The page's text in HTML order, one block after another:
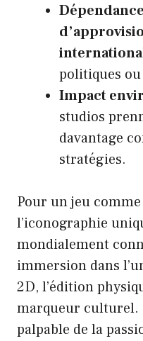
politiques
Impact
studios
davantage
stratégies.
Pour un jeu comme
l’iconographie
mondialement
immersion dans
2D, l’édition
marqueur culturel.
palpable de la